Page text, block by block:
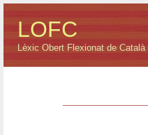
LOFC
Lèxic Obert Flexionat de Català